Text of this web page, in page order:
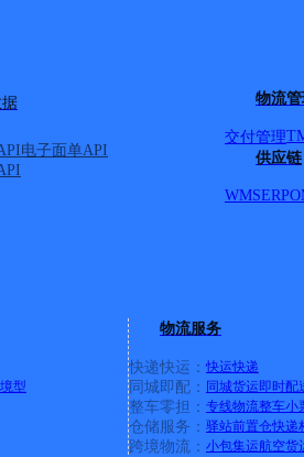
电子面单API
物流
交付管理
供应链
WMSERP
型
物流服务
快递快运： 快运快递
同城即配： 同城货运即时配
整车零担： 专线物流整车小
仓储服务： 驿站前置仓快递
跨境物流： 小包集运航空货